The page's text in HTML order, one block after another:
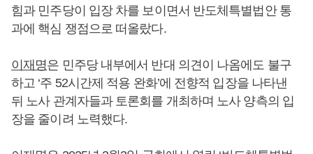
힘과 민주당이 입장 차를 보이면서 반도체특별법안 통
과에 핵심 쟁점으로 떠올랐다.
이재명은 민주당 내부에서 반대 의견이 나옴에도 불구
하고 ‘주 52시간제 적용 완화’에 전향적 입장을 나타낸
뒤 노사 관계자들과 토론회를 개최하며 노사 양측의 입
장을 줄이려 노력했다.